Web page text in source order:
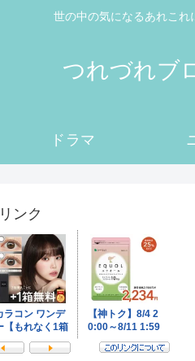
世の中の気になるあれこれ
つれづれブ
ドラマ
ンク